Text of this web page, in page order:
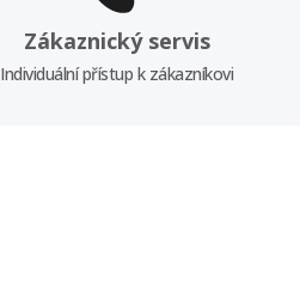
Zákaznický servis
Individuální přístup k zákazníkovi